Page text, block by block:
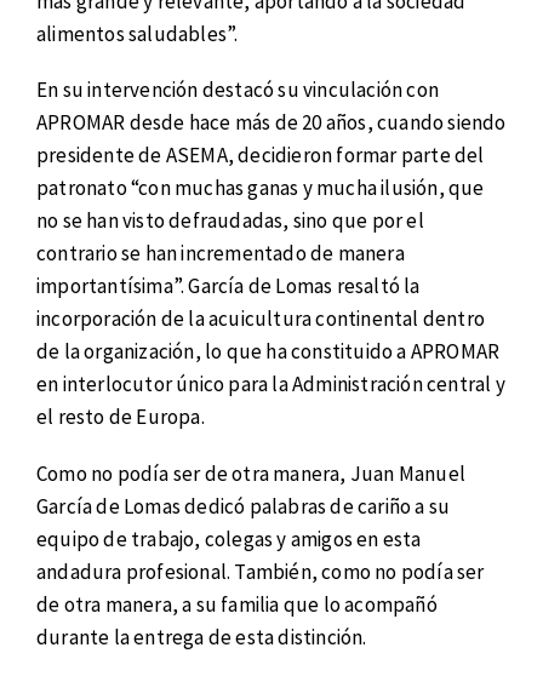
alimentos saludables”.
En su intervención destacó su vinculación con
APROMAR desde hace más de 20 años, cuando siendo
presidente de ASEMA, decidieron formar parte del
patronato “con muchas ganas y mucha ilusión, que
no se han visto defraudadas, sino que por el
contrario se han incrementado de manera
importantísima”. García de Lomas resaltó la
incorporación de la acuicultura continental dentro
de la organización, lo que ha constituido a APROMAR
en interlocutor único para la Administración central y
el resto de Europa.
Como no podía ser de otra manera, Juan Manuel
García de Lomas dedicó palabras de cariño a su
equipo de trabajo, colegas y amigos en esta
andadura profesional. También, como no podía ser
de otra manera, a su familia que lo acompañó
durante la entrega de esta distinción.